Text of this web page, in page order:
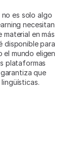
es solo algo
necesitan
material en más
disponible para
el mundo eligen
plataformas
que